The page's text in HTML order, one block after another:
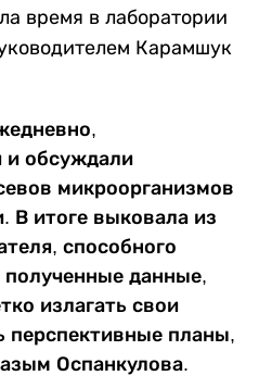
время в лаборатории
Карамшук
и обсуждали
микроорганизмов
В итоге выковала из
способного
полученные данные,
излагать свои
перспективные планы,
Оспанкулова.